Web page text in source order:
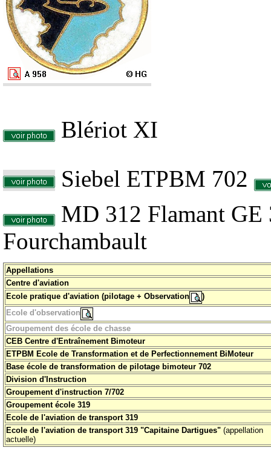
Blériot XI
Siebel ETPBM 702
MD 312 Flamant GE
Fourchambault
Appellations
Centre d'aviation
Ecole pratique d'aviation (pilotage + Observation
)
Ecole d'observation
Groupement des école de chasse
CEB Centre d'Entraînement Bimoteur
ETPBM Ecole de Transformation et de Perfectionnement BiMoteur
Base école de transformation de pilotage bimoteur 702
Division d'Instruction
Groupement d'instruction 7/702
Groupement école 319
Ecole de l'aviation de transport 319
Ecole de l'aviation de transport 319 "Capitaine Dartigues" (appellation
actuelle)